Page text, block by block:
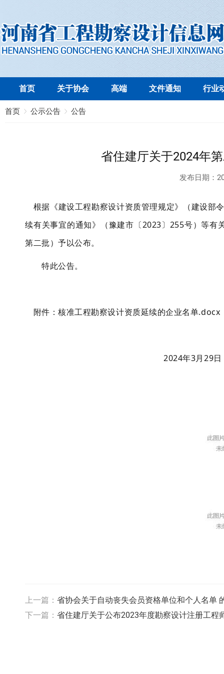
首页 关于协会 高端 文件通知 行业
首页 公示公告 公告
省住建厅关于2024年
发布日期：
根据《建设工程勘察设计资质管理规定》（建设部
续有关事宜的通知》（豫建市〔2023〕255号）等
第二批）予以公布。
特此公告。
附件：核准工程勘察设计资质延续的企业名单.docx
2024年3月29日
上一篇： 省协会关于自动丧失会员资格单位和个人名单
下一篇： 省住建厅关于公布2023年度勘察设计注册工程